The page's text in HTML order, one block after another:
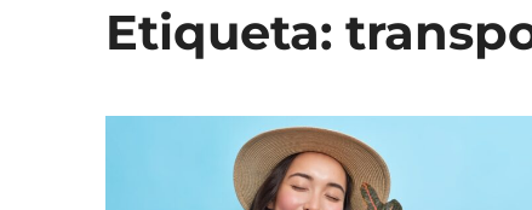
Etiqueta: